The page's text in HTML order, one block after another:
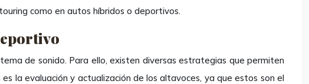
como en autos híbridos o deportivos.
de sonido. Para ello, existen diversas estrategias que permiten
la evaluación y actualización de los altavoces, ya que estos son el